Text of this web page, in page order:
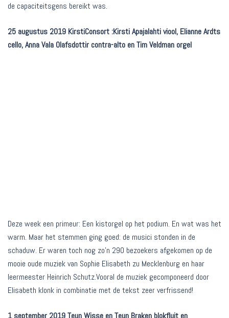
de capaciteitsgens bereikt was.
25 augustus 2019 KirstiConsort :Kirsti Apajalahti viool, Elianne Ardts
cello, Anna Vala Olafsdottir contra-alto en Tim Veldman orgel
Deze week een primeur: Een kistorgel op het podium. En wat was het
warm. Maar het stemmen ging goed: de musici stonden in de
schaduw. Er waren toch nog zo’n 290 bezoekers afgekomen op de
mooie oude muziek van Sophie Elisabeth zu Mecklenburg en haar
leermeester Heinrich Schutz.Vooral de muziek gecomponeerd door
Elisabeth klonk in combinatie met de tekst zeer verfrissend!
1 september 2019 Teun Wisse en Teun Braken blokfluit en